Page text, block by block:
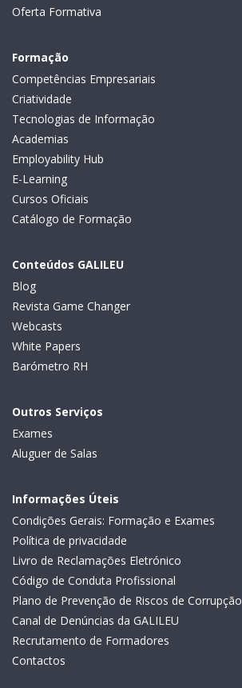
Oferta Formativa
Formação
Competências Empresariais
Criatividade
Tecnologias de Informação
Academias
Employability Hub
E-Learning
Cursos Oficiais
Catálogo de Formação
Conteúdos GALILEU
Blog
Revista Game Changer
Webcasts
White Papers
Barómetro RH
Outros Serviços
Exames
Aluguer de Salas
Informações Úteis
Condições Gerais: Formação e Exames
Política de privacidade
Livro de Reclamações Eletrónico
Código de Conduta Profissional
Plano de Prevenção de Riscos de Corrupção
Canal de Denúncias da GALILEU
Recrutamento de Formadores
Contactos